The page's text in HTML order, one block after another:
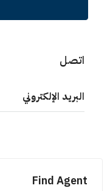
اتصل
البريد الإلكتروني
Find Agent